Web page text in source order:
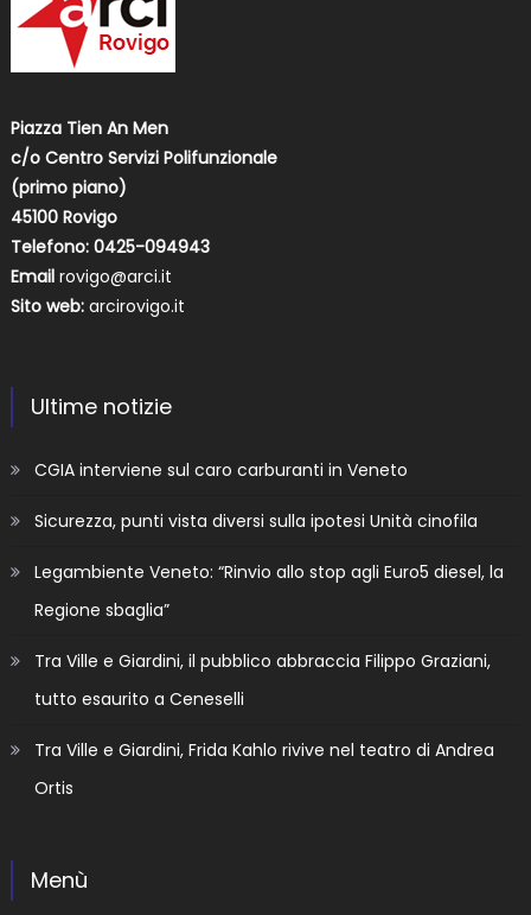
Piazza Tien An Men
c/o Centro Servizi Polifunzionale
(primo piano)
45100 Rovigo
Telefono: 0425-094943
Email rovigo@arci.it
Sito web: arcirovigo.it
Ultime notizie
CGIA interviene sul caro carburanti in Veneto
Sicurezza, punti vista diversi sulla ipotesi Unità cinofila
Legambiente Veneto: “Rinvio allo stop agli Euro5 diesel, la
Regione sbaglia”
Tra Ville e Giardini, il pubblico abbraccia Filippo Graziani,
tutto esaurito a Ceneselli
Tra Ville e Giardini, Frida Kahlo rivive nel teatro di Andrea
Ortis
Menù